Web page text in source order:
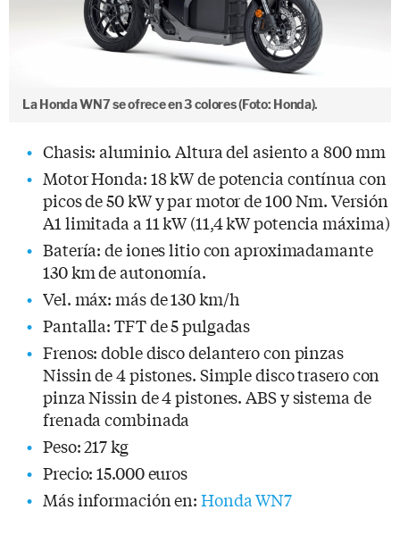
La Honda WN7 se ofrece en 3 colores (Foto: Honda).
Chasis: aluminio. Altura del asiento a 800 mm
Motor Honda: 18 kW de potencia contínua con
picos de 50 kW y par motor de 100 Nm. Versión
A1 limitada a 11 kW (11,4 kW potencia máxima)
Batería: de iones litio con aproximadamante
130 km de autonomía.
Vel. máx: más de 130 km/h
Pantalla: TFT de 5 pulgadas
Frenos: doble disco delantero con pinzas
Nissin de 4 pistones. Simple disco trasero con
pinza Nissin de 4 pistones. ABS y sistema de
frenada combinada
Peso: 217 kg
Precio: 15.000 euros
Más información en:Honda WN7